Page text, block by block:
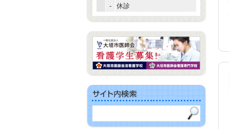
-
休診